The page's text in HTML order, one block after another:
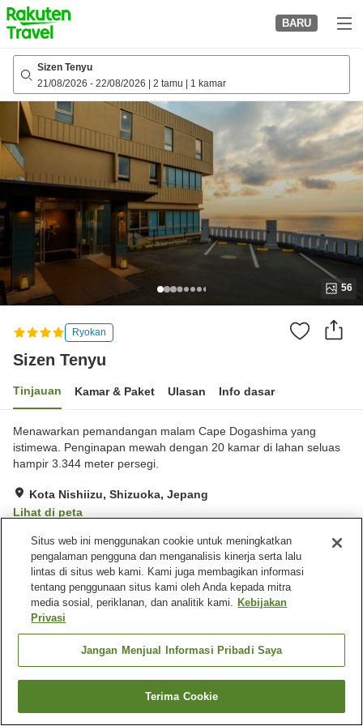
to
top
page
BARU
Sizen Tenyu
21/08/2026 - 22/08/2026 2 tamu 1 kamar
56
Ryokan
Sizen Tenyu
Tinjauan Kamar & Paket Ulasan Info dasar
Menawarkan pemandangan malam Cape Dogashima yang
istimewa. Penginapan mewah dengan 20 kamar di lahan seluas
hampir 3.344 meter persegi.
Kota Nishiizu, Shizuoka, Jepang
Lihat di peta
Luar biasa Ulasan:327
Fasilitas properti
Tempat parkir
Kolam renang
Mesin penjual otomatis
Beranda Jepang Shizuoka Kota Nishiizu Sizen Tenyu
Cari kamar
Situs web ini menggunakan cookie untuk meningkatkan
pengalaman pengguna dan menganalisis kinerja serta lalu
lintas di situs web kami. Kami juga membagikan informasi
tentang penggunaan situs kami oleh Anda kepada mitra
media sosial, periklanan, dan analitik kami. Kebijakan
Privasi
Jangan Menjual Informasi Pribadi Saya
Terima Cookie